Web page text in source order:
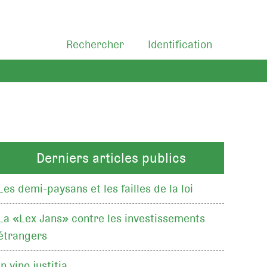
Identification
Rechercher
Derniers articles publics
demi-paysans et les failles de la loi
«Lex Jans» contre les investissements